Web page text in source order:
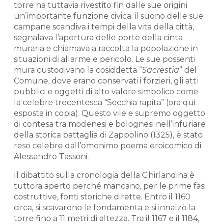
torre ha tuttavia rivestito fin dalle sue origini
un’importante funzione civica: il suono delle sue
campane scandiva i tempi della vita della città,
segnalava l’apertura delle porte della cinta
muraria e chiamava a raccolta la popolazione in
situazioni di allarme e pericolo. Le sue possenti
mura custodivano la cosiddetta “Sacrestia” del
Comune, dove erano conservati i forzieri, gli atti
pubblici e oggetti di alto valore simbolico come
la celebre trecentesca “Secchia rapita” (ora qui
esposta in copia). Questo vile e supremo oggetto
di contesa tra modenesi e bolognesi nell’infuriare
della storica battaglia di Zappolino (1325), è stato
reso celebre dall’omonimo poema eroicomico di
Alessandro Tassoni.
Il dibattito sulla cronologia della Ghirlandina è
tuttora aperto perché mancano, per le prime fasi
costruttive, fonti storiche dirette. Entro il 1160
circa, si scavarono le fondamenta e si innalzò la
torre fino a 11 metri di altezza. Tra il 1167 e il 1184,